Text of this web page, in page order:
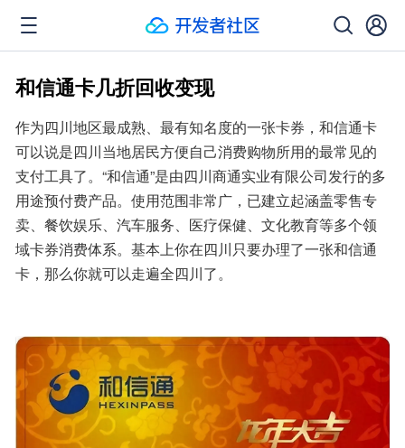
和信通卡几折回收变现
作为四川地区最成熟、最有知名度的一张卡券，和信通卡
可以说是四川当地居民方便自己消费购物所用的最常见的
支付工具了。“和信通”是由四川商通实业有限公司发行的多
用途预付费产品。使用范围非常广，已建立起涵盖零售专
卖、餐饮娱乐、汽车服务、医疗保健、文化教育等多个领
域卡券消费体系。基本上你在四川只要办理了一张和信通
卡，那么你就可以走遍全四川了。